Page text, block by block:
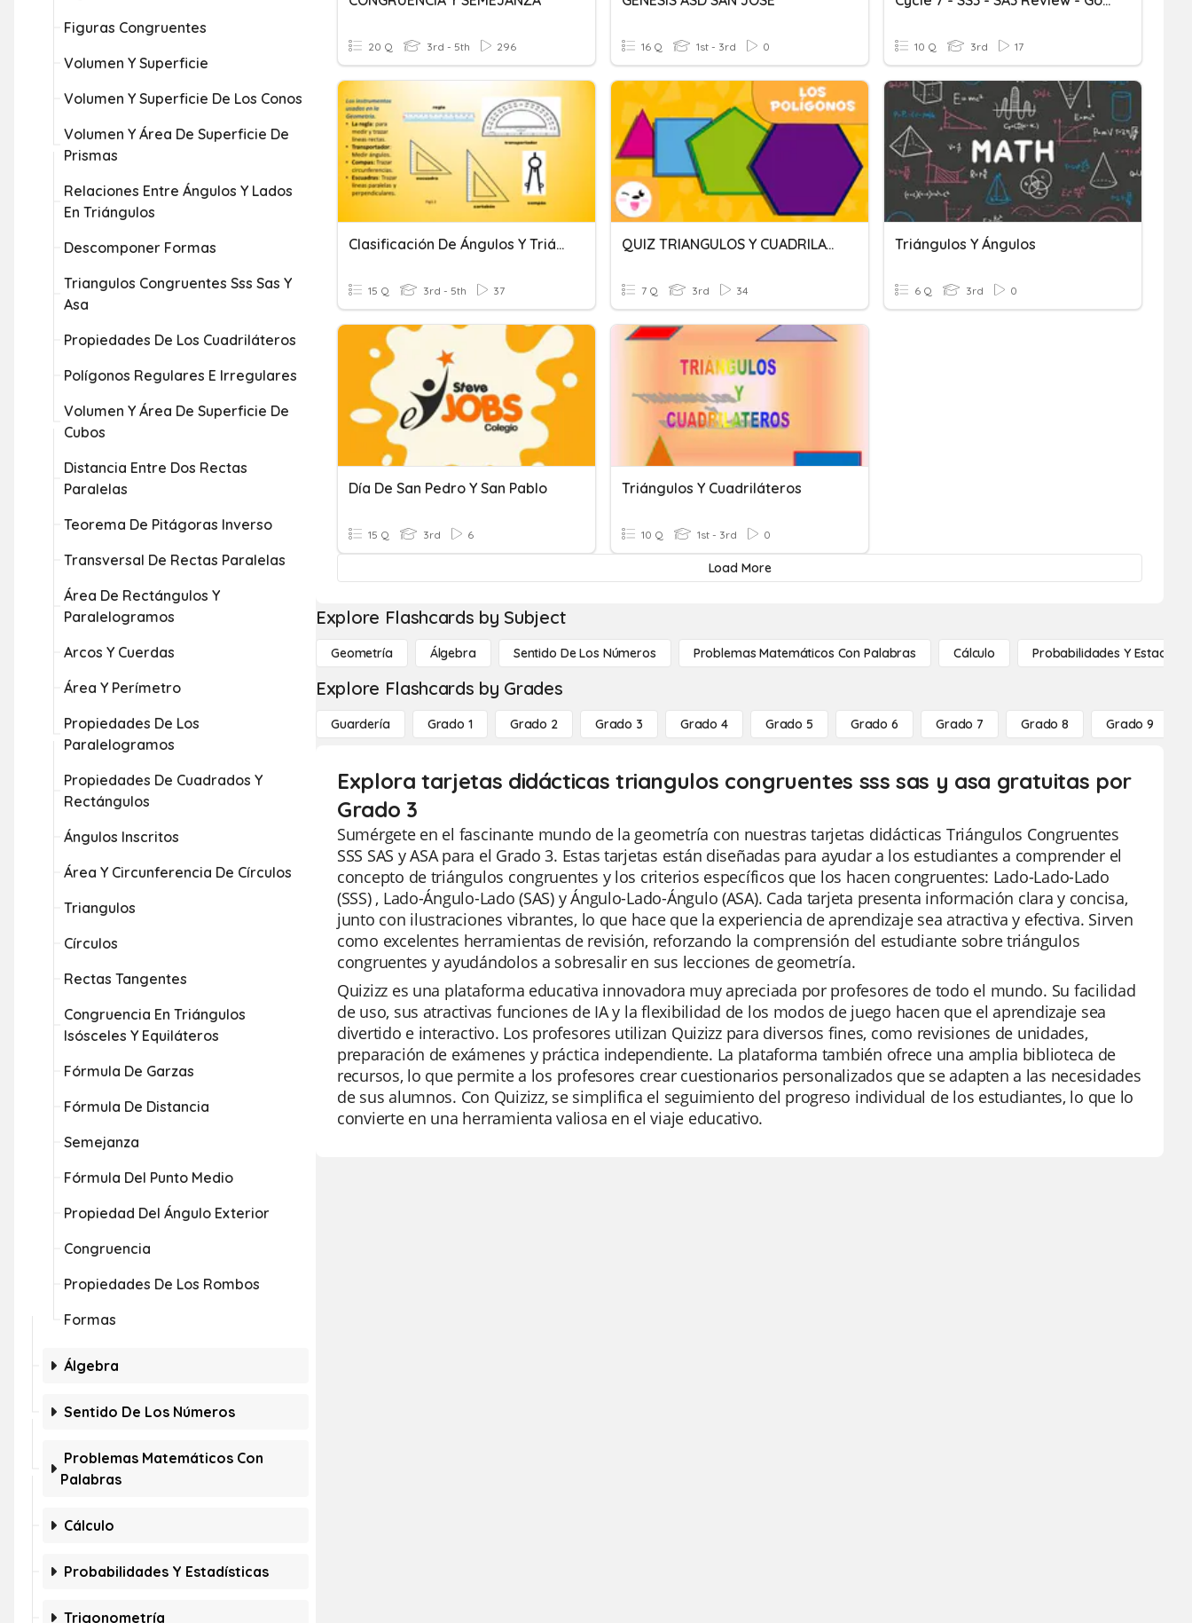
Figuras Congruentes
Volumen Y Superficie
Volumen Y Superficie De Los Conos
Volumen Y Área De Superficie De
Prismas
Relaciones Entre Ángulos Y Lados
En Triángulos
Descomponer Formas
Triangulos Congruentes Sss Sas Y
Asa
Propiedades De Los Cuadriláteros
Polígonos Regulares E Irregulares
Volumen Y Área De Superficie De
Cubos
Distancia Entre Dos Rectas
Paralelas
Teorema De Pitágoras Inverso
Transversal De Rectas Paralelas
Área De Rectángulos Y
Paralelogramos
Arcos Y Cuerdas
Área Y Perímetro
Propiedades De Los
Paralelogramos
Propiedades De Cuadrados Y
Rectángulos
Ángulos Inscritos
Área Y Circunferencia De Círculos
Triangulos
Círculos
Rectas Tangentes
Congruencia En Triángulos
Isósceles Y Equiláteros
Fórmula De Garzas
Fórmula De Distancia
Semejanza
Fórmula Del Punto Medio
Propiedad Del Ángulo Exterior
Congruencia
Propiedades De Los Rombos
Formas
Álgebra
Sentido De Los Números
Problemas Matemáticos Con
Palabras
Cálculo
Probabilidades Y Estadísticas
Trigonometría
20 Q 3rd - 5th 296 16 Q 1st - 3rd 0 10 Q 3rd 17
Clasificación De Ángulos Y Triángulos
15 Q 3rd - 5th 37
QUIZ TRIANGULOS Y CUADRILATEROS
7 Q 3rd 34
Triángulos Y Ángulos
6 Q 3rd 0
Día De San Pedro Y San Pablo
15 Q 3rd 6
Triángulos Y Cuadriláteros
10 Q 1st - 3rd 0
Load More
Explore Flashcards by Subject
Geometría Álgebra Sentido De Los Números Problemas Matemáticos Con Palabras Cálculo Probabilidades Y
Explore Flashcards by Grades
Guardería Grado 1 Grado 2 Grado 3 Grado 4 Grado 5 Grado 6 Grado 7 Grado 8 Grado 9
Explora tarjetas didácticas triangulos congruentes sss sas y asa gratuitas por
Grado 3
Sumérgete en el fascinante mundo de la geometría con nuestras tarjetas didácticas Triángulos Congruentes
SSS SAS y ASA para el Grado 3. Estas tarjetas están diseñadas para ayudar a los estudiantes a comprender el
concepto de triángulos congruentes y los criterios específicos que los hacen congruentes: Lado-Lado-Lado
(SSS) , Lado-Ángulo-Lado (SAS) y Ángulo-Lado-Ángulo (ASA). Cada tarjeta presenta información clara y concisa,
junto con ilustraciones vibrantes, lo que hace que la experiencia de aprendizaje sea atractiva y efectiva. Sirven
como excelentes herramientas de revisión, reforzando la comprensión del estudiante sobre triángulos
congruentes y ayudándolos a sobresalir en sus lecciones de geometría.
Quizizz es una plataforma educativa innovadora muy apreciada por profesores de todo el mundo. Su facilidad
de uso, sus atractivas funciones de IA y la flexibilidad de los modos de juego hacen que el aprendizaje sea
divertido e interactivo. Los profesores utilizan Quizizz para diversos fines, como revisiones de unidades,
preparación de exámenes y práctica independiente. La plataforma también ofrece una amplia biblioteca de
recursos, lo que permite a los profesores crear cuestionarios personalizados que se adapten a las necesidades
de sus alumnos. Con Quizizz, se simplifica el seguimiento del progreso individual de los estudiantes, lo que lo
convierte en una herramienta valiosa en el viaje educativo.